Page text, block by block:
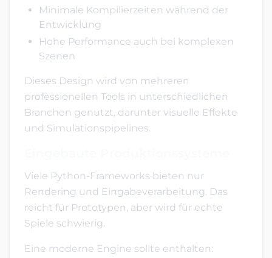
Minimale Kompilierzeiten während der
Entwicklung
Hohe Performance auch bei komplexen
Szenen
Dieses Design wird von mehreren
professionellen Tools in unterschiedlichen
Branchen genutzt, darunter visuelle Effekte
und Simulationspipelines.
Viele Python-Frameworks bieten nur
Rendering und Eingabeverarbeitung. Das
reicht für Prototypen, aber wird für echte
Spiele schwierig.
Eine moderne Engine sollte enthalten: